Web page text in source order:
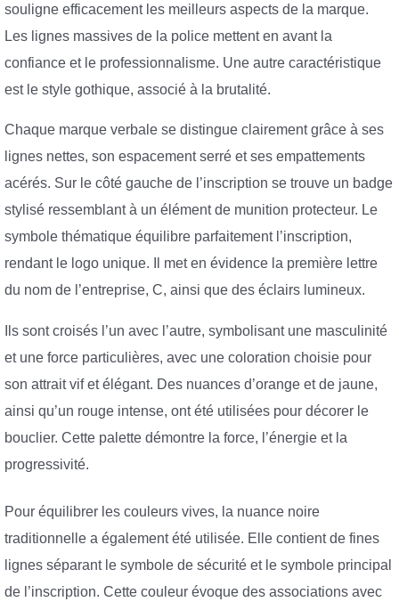
souligne efficacement les meilleurs aspects de la marque.
Les lignes massives de la police mettent en avant la
confiance et le professionnalisme. Une autre caractéristique
est le style gothique, associé à la brutalité.
Chaque marque verbale se distingue clairement grâce à ses
lignes nettes, son espacement serré et ses empattements
acérés. Sur le côté gauche de l’inscription se trouve un badge
stylisé ressemblant à un élément de munition protecteur. Le
symbole thématique équilibre parfaitement l’inscription,
rendant le logo unique. Il met en évidence la première lettre
du nom de l’entreprise, C, ainsi que des éclairs lumineux.
Ils sont croisés l’un avec l’autre, symbolisant une masculinité
et une force particulières, avec une coloration choisie pour
son attrait vif et élégant. Des nuances d’orange et de jaune,
ainsi qu’un rouge intense, ont été utilisées pour décorer le
bouclier. Cette palette démontre la force, l’énergie et la
progressivité.
Pour équilibrer les couleurs vives, la nuance noire
traditionnelle a également été utilisée. Elle contient de fines
lignes séparant le symbole de sécurité et le symbole principal
de l’inscription. Cette couleur évoque des associations avec